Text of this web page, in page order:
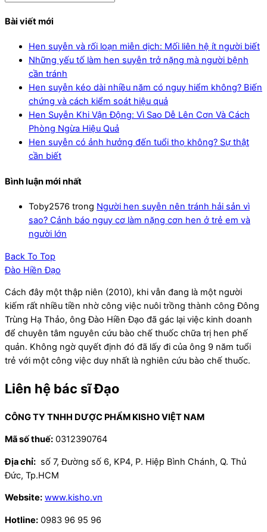
Bài viết mới
Hen suyễn và rối loạn miễn dịch: Mối liên hệ ít người biết
Những yếu tố làm hen suyễn trở nặng mà người bệnh
cần tránh
Hen suyễn kéo dài nhiều năm có nguy hiểm không? Biến
chứng và cách kiểm soát hiệu quả
Hen Suyễn Khi Vận Động: Vì Sao Dễ Lên Cơn Và Cách
Phòng Ngừa Hiệu Quả
Hen suyễn có ảnh hưởng đến tuổi thọ không? Sự thật
cần biết
Bình luận mới nhất
Toby2576 trong Người hen suyễn nên tránh hải sản vì
sao? Cảnh báo nguy cơ làm nặng cơn hen ở trẻ em và
người lớn
Back To Top
Đào Hiền Đạo
Cách đây một thập niên (2010), khi vẫn đang là một người
kiếm rất nhiều tiền nhờ công việc nuôi trồng thành công Đông
Trùng Hạ Thảo, ông Đào Hiền Đạo đã gác lại việc kinh doanh
để chuyên tâm nguyên cứu bào chế thuốc chữa trị hen phế
quản. Không ngờ quyết định đó đã lấy đi của ông 9 năm tuổi
trẻ với một công việc duy nhất là nghiên cứu bào chế thuốc.
Liên hệ bác sĩ Đạo
CÔNG TY TNHH DƯỢC PHẨM KISHO VIỆT NAM
Mã số thuế: 0312390764
Địa chỉ: số 7, Đường số 6, KP4, P. Hiệp Bình Chánh, Q. Thủ
Đức, Tp.HCM
Website: www.kisho.vn
Hotline: 0983 96 95 96